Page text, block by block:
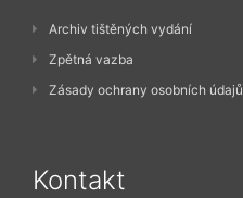
Archiv tištěných vydání
Zpětná vazba
Zásady ochrany osobních údajů
Kontakt